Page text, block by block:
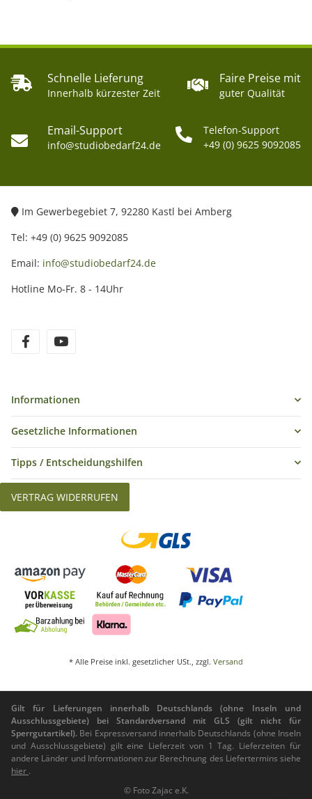
Schnelle Lieferung
Innerhalb kürzester Zeit
Faire Preise mit
guter Qualität
Email-Support
info@studiobedarf24.de
Telefon-Support
+49 (0) 9625 9092085
Im Gewerbegebiet 7, 92280 Kastl bei Amberg
Tel: +49 (0) 9625 9092085
Email: info@studiobedarf24.de
Hotline Mo-Fr. 8 - 14Uhr
Informationen
Gesetzliche Informationen
Tipps / Entscheidungshilfen
VERTRAG WIDERRUFEN
* Alle Preise inkl. gesetzlicher USt., zzgl. Versand
Gilt für Lieferungen innerhalb Deutschlands (ohne Inseln und
Ausschlussgebiete) bei Standardversand mit GLS (gilt nicht für
Sperrgutartikel). Bei Expressversand innerhalb Deutschlands (ohne Inseln
und Ausschlussgebiete) gilt eine Lieferzeit von 1 Tag. Lieferzeiten für
andere Länder und Informationen zur Berechnung des Liefertermins siehe
hier .
© Foto Zajac e.K.